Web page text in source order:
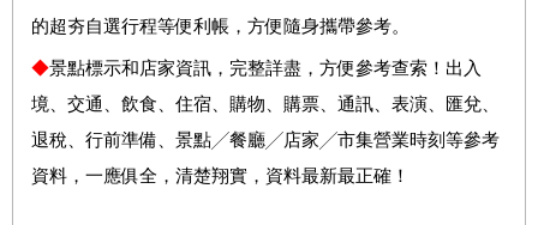
的超夯自選行程等便利帳，方便隨身攜帶參考。
◆景點標示和店家資訊，完整詳盡，方便參考查索！出入
境、交通、飲食、住宿、購物、購票、通訊、表演、匯兌、
退稅、行前準備、景點╱餐廳╱店家╱市集營業時刻等參考
資料，一應俱全，清楚翔實，資料最新最正確！